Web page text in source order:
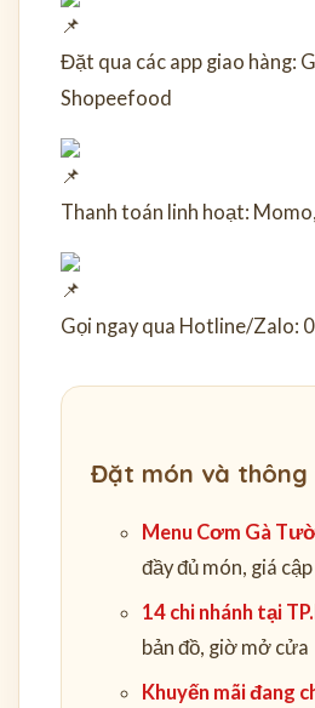
Đặt qua các app giao hàng:
Shopeefood
Thanh toán linh hoạt:
Gọi ngay qua Hotline/Zalo:
Đặt món và thông
Menu Cơm Gà
đầy đủ món, giá
14 chi nhánh tại
bản đồ, giờ mở cửa
Khuyến mãi đang